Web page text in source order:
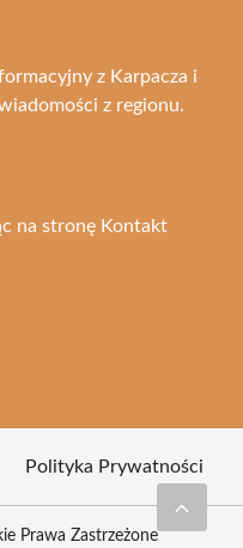
z Karpacza i
z regionu.
na stronę Kontakt
Polityka Prywatności
Prawa Zastrzeżone